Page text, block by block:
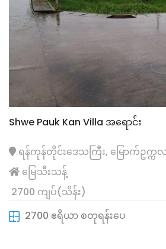
Shwe Pauk Kan Villa အရောင်း
ရန်ကုန်တိုင်းဒေသကြီး, မြောက်ဥက္က
မြေသီးသန့်
2700 ကျပ်(သိန်း)
2700 ဧရိယာ စတုရန်းပေ